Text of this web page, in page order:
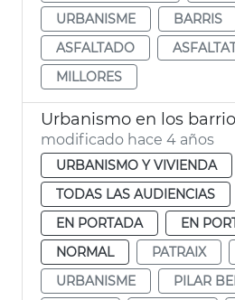
URBANISME
BARRIS
ASFALTADO
MILLORES
Urbanismo en los
modificado hace 4 años
URBANISMO Y VIVIENDA
TODAS LAS AUDIENCIAS
EN PORTADA
EN
NORMAL
PATRAIX
URBANISME
PILAR